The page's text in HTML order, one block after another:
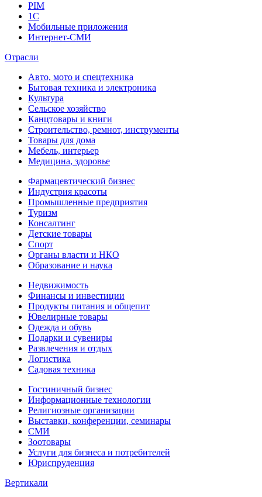
PIM
1C
Мобильные приложения
Интернет-СМИ
Отрасли
Авто, мото и спецтехника
Бытовая техника и электроника
Культура
Сельское хозяйство
Канцтовары и книги
Строительство, ремнот, инструменты
Товары для дома
Мебель, интерьер
Медицина, здоровье
Фармацевтический бизнес
Индустрия красоты
Промышленные предприятия
Туризм
Консалтинг
Детские товары
Спорт
Органы власти и НКО
Образование и наука
Недвижимость
Финансы и инвестиции
Продукты питания и общепит
Ювелирные товары
Одежда и обувь
Подарки и сувениры
Развлечения и отдых
Логистика
Садовая техника
Гостиничный бизнес
Информационные технологии
Религиозные организации
Выставки, конференции, семинары
СМИ
Зоотовары
Услуги для бизнеса и потребителей
Юриспруденция
Вертикали